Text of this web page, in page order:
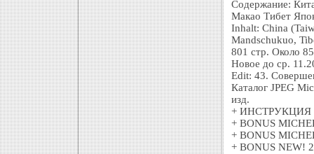
Содержание:
Макао Тибет
Inhalt: China
Mandschukuo,
801 стр. Около
Новое до ср.
Edit: 43.
Каталог JPEG
изд.
+ ИНСТРУКЦИЯ
+ BONUS
+ BONUS
+ BONUS NEW!